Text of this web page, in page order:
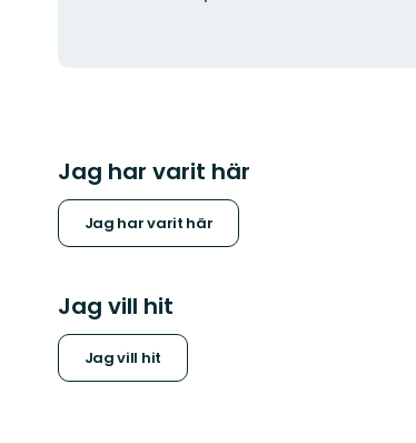
Jag har varit här
Jag har varit här
Jag vill hit
Jag vill hit